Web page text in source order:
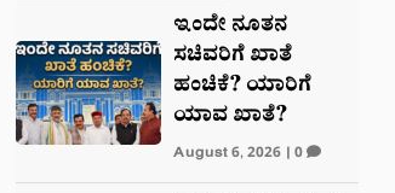
ಇಂದೇ ನೂತನ
ಸಚಿವರಿಗೆ ಖಾತೆ
ಹಂಚಿಕೆ? ಯಾರಿಗೆ
ಯಾವ ಖಾತೆ?
August 6, 2026| 0